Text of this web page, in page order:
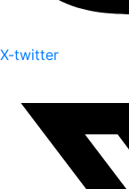
X-twitter